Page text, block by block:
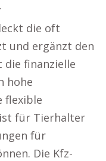
die oft
und ergänzt den
die finanzielle
hohe
flexible
für Tierhalter
für
Die Kfz-